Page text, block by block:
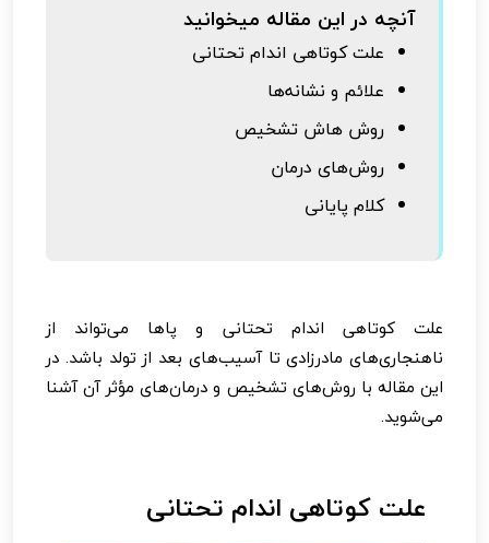
آنچه در این مقاله میخوانید
علت کوتاهی اندام تحتانی
علائم و نشانه‌ها
روش هاش تشخیص
روش‌های درمان
کلام پایانی
علت کوتاهی اندام تحتانی و پاها می‌تواند از
ناهنجاری‌های مادرزادی تا آسیب‌های بعد از تولد باشد. در
این مقاله با روش‌های تشخیص و درمان‌های مؤثر آن آشنا
می‌شوید.
علت کوتاهی اندام تحتانی